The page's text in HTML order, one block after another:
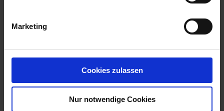
Marketing
Cookies zulassen
Nur notwendige Cookies
Textilreinigung